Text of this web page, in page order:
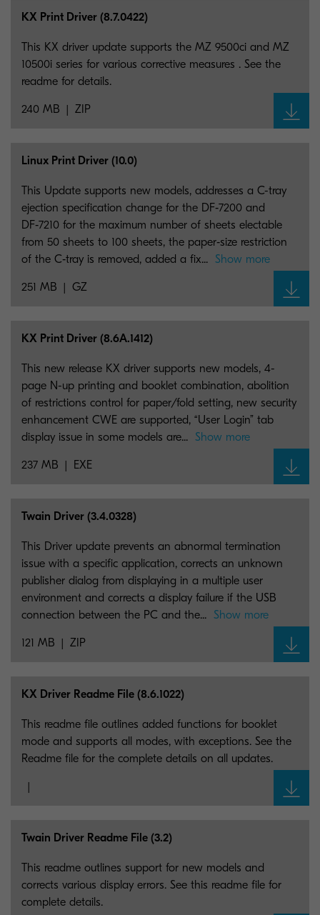
KX Print Driver (8.7.0422)
240 MB ZIP
This KX driver update supports the MZ 9500ci and MZ
10500i series for various corrective measures . See the
readme for details.
Linux Print Driver (10.0)
251 MB GZ
This Update supports new models, addresses a C-tray
ejection specification change for the DF‑7200 and
DF‑7210 for the maximum number of sheets electable
from 50 sheets to 100 sheets, the paper‑size restriction
of the C‑tray is removed, added a fix... Show more
KX Print Driver (8.6A.1412)
237 MB EXE
This new release KX driver supports new models, 4-
page N-up printing and booklet combination, abolition
of restrictions control for paper/fold setting, new security
enhancement CWE are supported, “User Login” tab
display issue in some models are... Show more
Twain Driver (3.4.0328)
121 MB ZIP
This Driver update prevents an abnormal termination
issue with a specific application, corrects an unknown
publisher dialog from displaying in a multiple user
environment and corrects a display failure if the USB
connection between the PC and the... Show more
KX Driver Readme File (8.6.1022)
This readme file outlines added functions for booklet
mode and supports all modes, with exceptions. See the
Readme file for the complete details on all updates.
Twain Driver Readme File (3.2)
This readme outlines support for new models and
corrects various display errors. See this readme file for
complete details.